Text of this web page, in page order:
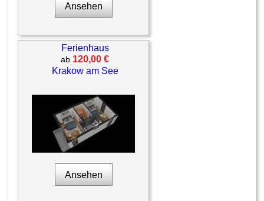
Ansehen
Ferienhaus
ab 120,00 €
Krakow am See
Ansehen